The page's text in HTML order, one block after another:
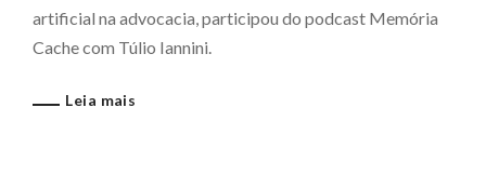
artificial na advocacia, participou do podcast Memória
Cache com Túlio Iannini.
Leia mais